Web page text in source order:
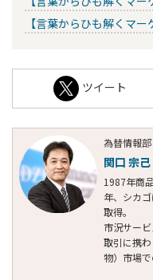
【言葉からひも解くマ
ツイート
為替情報
関口 宗己
1987年商
年、シカ
取得。
市況サー
取引に携
物）市場で